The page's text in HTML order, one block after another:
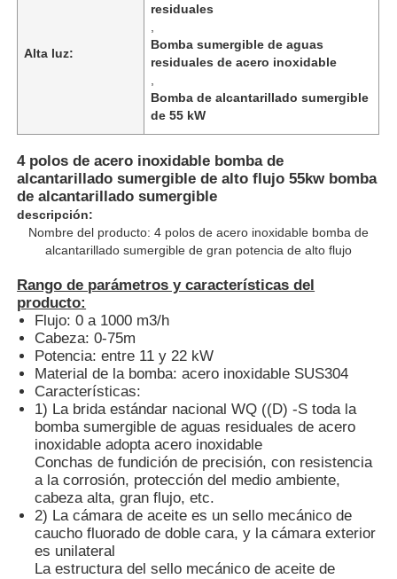
Inicio
Productos
Videos
Alta luz:
residuales
Bomba sumergible de aguas
residuales de acero inoxidable
Bomba de alcantarillado sumergible
de 55 kW
4 polos de acero inoxidable bomba de
alcantarillado sumergible de alto flujo 55kw bomba
de alcantarillado sumergible
descripción:
Nombre del producto: 4 polos de acero inoxidable bomba de
alcantarillado sumergible de gran potencia de alto flujo
Rango de parámetros y características del
producto:
Flujo: 0 a 1000 m3/h
Cabeza: 0-75m
Potencia: entre 11 y 22 kW
Material de la bomba: acero inoxidable SUS304
Características:
1) La brida estándar nacional WQ ((D) -S toda la
bomba sumergible de aguas residuales de acero
inoxidable adopta acero inoxidable
Conchas de fundición de precisión, con resistencia
a la corrosión, protección del medio ambiente,
cabeza alta, gran flujo, etc.
2) La cámara de aceite es un sello mecánico de
caucho fluorado de doble cara, y la cámara exterior
es unilateral
La estructura del sello mecánico de aceite de